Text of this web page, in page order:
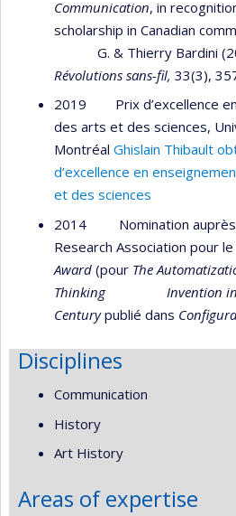
Communication, in
scholarship in Canadian
G. & Thierry Bardini
Révolutions sans-fil, 33(3),
2019 Prix d’excellence en
des arts et des sciences,
Montréal Ghislain Thibault
d’excellence en
et des sciences
2014 Nomination auprès
Research Association
Award (pour The
Thinking Invention in
Centurypublié dans
Disciplines
Communication
History
Art History
Areas of expertise